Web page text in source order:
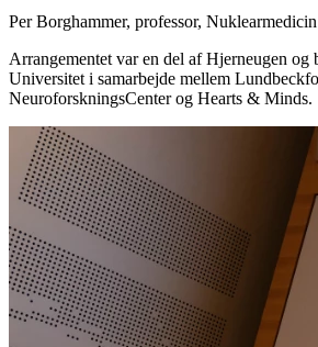
Per Borghammer, professor, Nuklearmedicin
Arrangementet var en del af Hjerneugen og
Universitet i samarbejde mellem
NeuroforskningsCenter og Hearts & Minds.